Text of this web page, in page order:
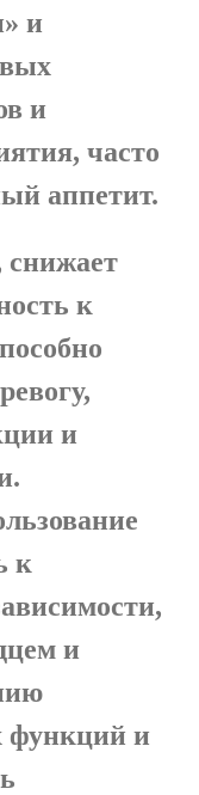
и
и
часто
аппетит.
к
и
к
и
функций и